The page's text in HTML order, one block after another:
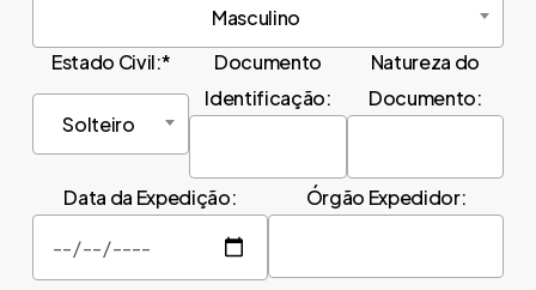
Masculino
Estado Civil:*
Solteiro
Documento
Identificação:
Natureza do
Documento:
Data da Expedição: Órgão Expedidor: